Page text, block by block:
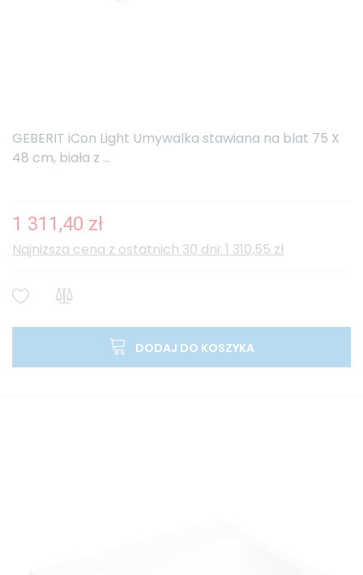
GEBERIT iCon Light Umywalka stawiana na blat 75 X
48 cm, biała z ...
1 311,40 zł
Najniższa cena z ostatnich 30 dni: 1 310,55 zł
DODAJ DO KOSZYKA